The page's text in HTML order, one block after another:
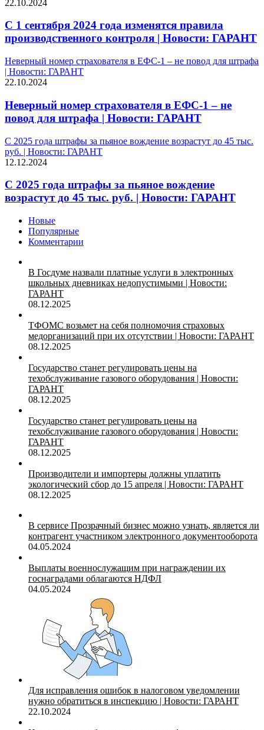
22.10.2024
С 1 сентября 2024 года изменятся правила
производственного контроля | Новости: ГАРАНТ
Неверный номер страхователя в ЕФС-1 – не повод для штрафа
| Новости: ГАРАНТ
22.10.2024
Неверный номер страхователя в ЕФС-1 – не
повод для штрафа | Новости: ГАРАНТ
С 2025 года штрафы за пьяное вождение возрастут до 45 тыс.
руб. | Новости: ГАРАНТ
12.12.2024
С 2025 года штрафы за пьяное вождение
возрастут до 45 тыс. руб. | Новости: ГАРАНТ
Новые
Популярные
Комментарии
В Госдуме назвали платные услуги в электронных
школьных дневниках недопустимыми | Новости:
ГАРАНТ
08.12.2025
ТФОМС возьмет на себя полномочия страховых
медорганизаций при их отсутствии | Новости: ГАРАНТ
08.12.2025
Государство станет регулировать цены на
техобслуживание газового оборудования | Новости:
ГАРАНТ
08.12.2025
Государство станет регулировать цены на
техобслуживание газового оборудования | Новости:
ГАРАНТ
08.12.2025
Производители и импортеры должны уплатить
экологический сбор до 15 апреля | Новости: ГАРАНТ
08.12.2025
В сервисе Прозрачный бизнес можно узнать, является ли
контрагент участником электронного документооборота
04.05.2024
Выплаты военнослужащим при награждении их
госнаградами облагаются НДФЛ
04.05.2024
Для исправления ошибок в налоговом уведомлении
нужно обратиться в инспекцию | Новости: ГАРАНТ
22.10.2024